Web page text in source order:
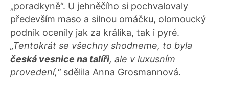
„poradkyně“. U jehněčího si pochvalovaly
především maso a silnou omáčku, olomoucký
podnik ocenily jak za králíka, tak i pyré.
„Tentokrát se všechny shodneme, to byla
česká vesnice na talíři, ale v luxusním
provedení,“sdělila Anna Grosmannová.